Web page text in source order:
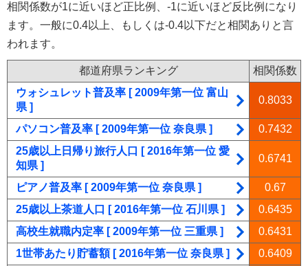
相関係数が1に近いほど正比例、-1に近いほど反比例になり
ます。一般に0.4以上、もしくは-0.4以下だと相関ありと言
われます。
都道府県ランキング
相関係数
ウォシュレット普及率 [ 2009年第一位 富山
県 ]
0.8033
パソコン普及率 [ 2009年第一位 奈良県 ]
0.7432
25歳以上日帰り旅行人口 [ 2016年第一位 愛
知県 ]
0.6741
ピアノ普及率 [ 2009年第一位 奈良県 ]
0.67
25歳以上茶道人口 [ 2016年第一位 石川県 ]
0.6435
高校生就職内定率 [ 2009年第一位 三重県 ]
0.6431
1世帯あたり貯蓄額 [ 2016年第一位 奈良県 ]
0.6409